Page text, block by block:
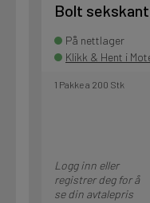
Bolt sekskant
På nettlager
Klikk & Hent i
1 Pakke a 200 Stk
Logg inn eller
registrer deg for å
se din avtalepris